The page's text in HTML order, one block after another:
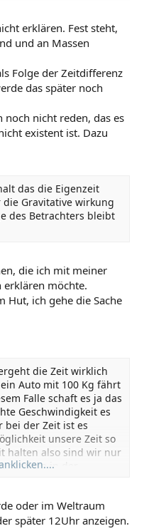
erklären. Fest steht,
und an Massen
Folge der Zeitdifferenz
das später noch
nicht reden, das es
existent ist. Dazu
das die Eigenzeit
Gravitative wirkung
des Betrachters bleibt
die ich mit meiner
erklären möchte.
Hut, ich gehe die Sache
die Zeit wirklich
Auto mit 100 Kg fährt
Falle schaft es ja das
Geschwindigkeit es
bei der Zeit ist es
unsere Zeit so
halten also sind wir nur
sondern in der
oder im Weltraum
später 12Uhr anzeigen.